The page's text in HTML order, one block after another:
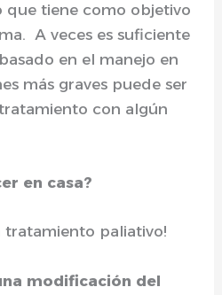
tiene como objetivo
A veces es suficiente
en el manejo en
más graves puede ser
con algún
en casa?
tratamiento paliativo!
modificación del